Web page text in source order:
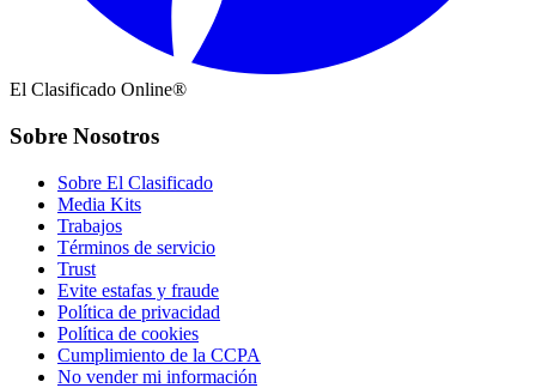
El Clasificado Online®
Sobre Nosotros
Sobre El Clasificado
Media Kits
Trabajos
Términos de servicio
Trust
Evite estafas y fraude
Política de privacidad
Política de cookies
Cumplimiento de la CCPA
No vender mi información